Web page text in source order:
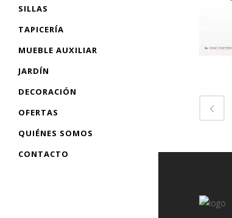
SILLAS
TAPICERÍA
MUEBLE AUXILIAR
JARDÍN
DECORACIÓN
OFERTAS
QUIÉNES SOMOS
CONTACTO